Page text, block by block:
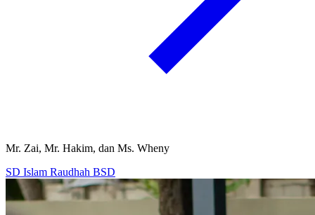
Mr. Zai, Mr. Hakim, dan Ms. Wheny
SD Islam Raudhah BSD